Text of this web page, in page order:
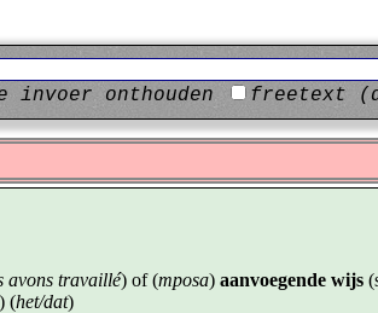
invoer onthouden
freetext
avons travaillé) of (mposa) aanvoegende wijs
(het/dat)